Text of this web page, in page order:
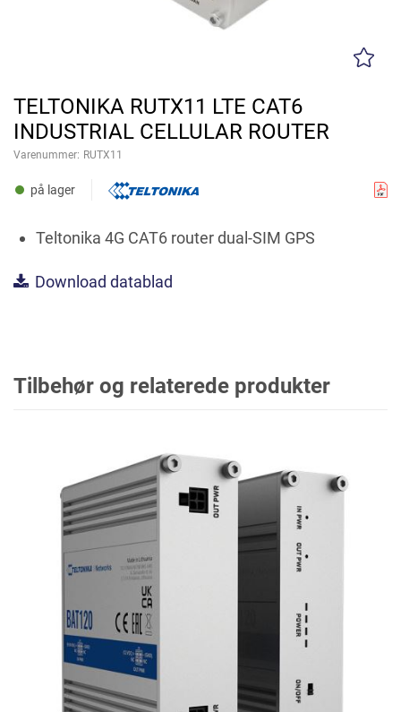
TELTONIKA RUTX11 LTE CAT6
INDUSTRIAL CELLULAR ROUTER
Varenummer: RUTX11
på lager
Teltonika 4G CAT6 router dual-SIM GPS
Download datablad
Tilbehør og relaterede produkter